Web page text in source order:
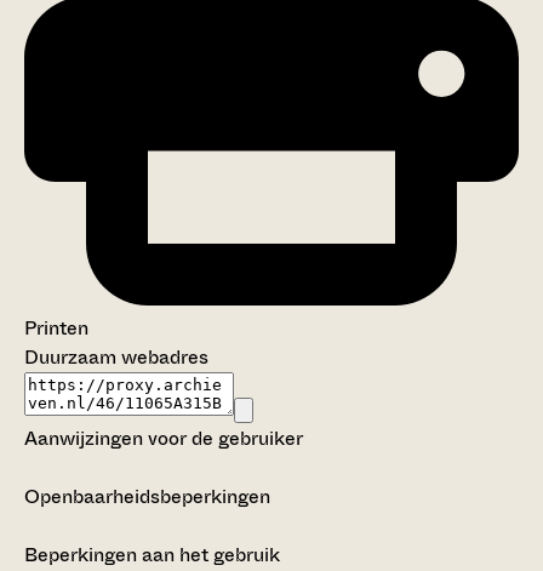
Printen
Duurzaam webadres
Aanwijzingen voor de gebruiker
Openbaarheidsbeperkingen
Beperkingen aan het gebruik